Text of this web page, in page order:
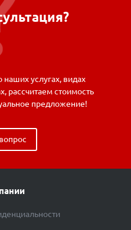
услугах, видах
рассчитаем стоимость
предложение!